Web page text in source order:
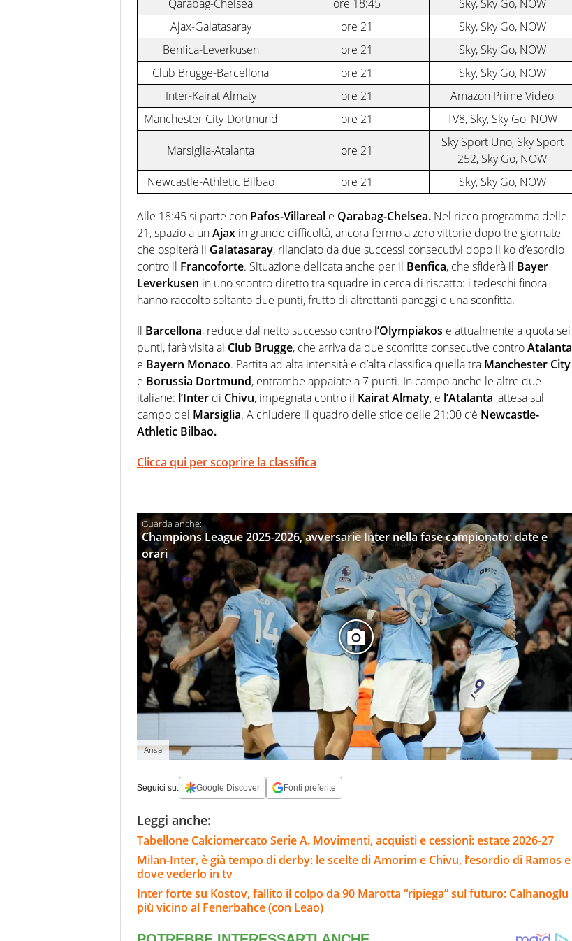
Qarabag-Chelsea
ore 18:45
Sky, Sky Go, NOW
Ajax-Galatasaray
ore 21
Sky, Sky Go, NOW
Benfica-Leverkusen
ore 21
Sky, Sky Go, NOW
Club Brugge-Barcellona
ore 21
Sky, Sky Go, NOW
Inter-Kairat Almaty
ore 21
Amazon Prime Video
Manchester City-Dortmund
ore 21 TV8, Sky, Sky Go, NOW
Marsiglia-Atalanta ore 21
Sky Sport Uno, Sky Sport
252, Sky Go, NOW
Newcastle-Athletic Bilbao
ore 21 Sky, Sky Go, NOW
Alle 18:45 si parte con Pafos-Villareal e Qarabag-Chelsea. Nel ricco programma delle
21, spazio a unAjax in grande difficoltà, ancora fermo a zero vittorie dopo tre giornate,
che ospiterà il Galatasaray, rilanciato da due successi consecutivi dopo il ko d’esordio
contro il Francoforte. Situazione delicata anche per il Benfica, che sfiderà il Bayer
Leverkusen in uno scontro diretto tra squadre in cerca di riscatto: i tedeschi finora
hanno raccolto soltanto due punti, frutto di altrettanti pareggi e una sconfitta.
Il Barcellona, reduce dal netto successo contro l’Olympiakos e attualmente a quota sei
punti, farà visita al Club Brugge, che arriva da due sconfitte consecutive controAtalanta
e Bayern Monaco. Partita ad alta intensità e d’alta classifica quella tra Manchester City
e Borussia Dortmund, entrambe appaiate a 7 punti. In campo anche le altre due
italiane: l’Inter di Chivu, impegnata contro il KairatAlmaty, e l’Atalanta, attesa sul
campo del Marsiglia. A chiudere il quadro delle sfide delle 21:00 c’è Newcastle-
Athletic Bilbao.
Clicca qui per scoprire la classifica
Champions League 2025-2026, avversarie Inter nella fase campionato: date e
orari
Ansa
Seguici su: Google Discover Fonti preferite
Leggi anche:
Tabellone Calciomercato Serie A. Movimenti, acquisti e cessioni: estate 2026-27
Milan-Inter, è già tempo di derby: le scelte di Amorim e Chivu, l’esordio di Ramos e
dove vederlo in tv
Inter forte su Kostov, fallito il colpo da 90 Marotta “ripiega” sul futuro: Calhanoglu
più vicino al Fenerbahce (con Leao)